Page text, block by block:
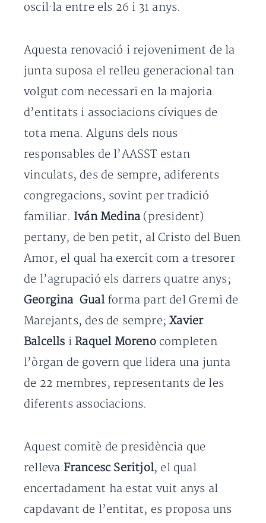
oscil·la entre els 26 i 31 anys.
Aquesta renovació i rejoveniment de la
junta suposa el relleu generacional tan
volgut com necessari en la majoria
d’entitats i associacions cíviques de
tota mena. Alguns dels nous
responsables de l’AASST estan
vinculats, des de sempre, adiferents
congregacions, sovint per tradició
familiar. Iván Medina(president)
pertany, de ben petit, al Cristo del Buen
Amor, el qual ha exercit com a tresorer
de l’agrupació els darrers quatre anys;
Georgina Gualforma part del Gremi de
Marejants, des de sempre;Xavier
Balcells iRaquel Morenocompleten
l’òrgan de govern que lidera una junta
de 22 membres, representants de les
diferents associacions.
Aquest comitè de presidència que
relleva Francesc Seritjol, el qual
encertadament ha estat vuit anys al
capdavant de l’entitat, es proposa uns